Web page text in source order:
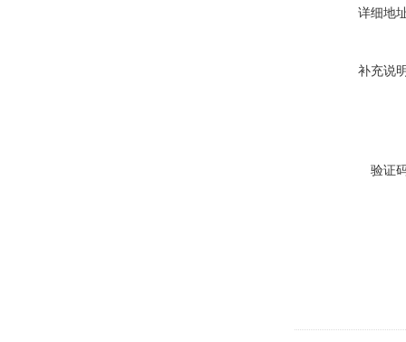
详细地
补充说
验证